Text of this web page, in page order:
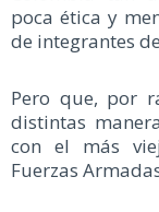
poca ética y
de integrantes
Pero que, por
distintas
con el más
Fuerzas